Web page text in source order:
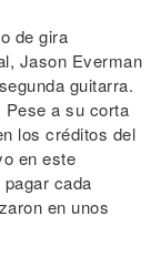
de gira
Jason Everman
guitarra.
Pese a su corta
los créditos del
en este
cada
en unos